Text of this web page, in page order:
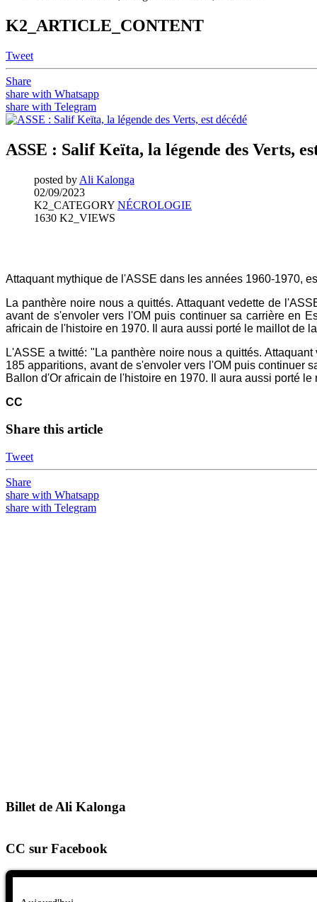
K2_ARTICLE_CONTENT
Tweet
Share
share with Whatsapp
share with Telegram
ASSE : Salif Keïta, la légende des Verts,
posted by Ali Kalonga
02/09/2023
K2_CATEGORY NÉCROLOGIE
1630 K2_VIEWS
Attaquant mythique de l'ASSE dans les années 1960-1970,
La panthère noire nous a quittés. Attaquant vedette de
avant de s'envoler vers l'OM puis continuer sa carrière en
africain de l'histoire en 1970. Il aura aussi porté le maillot de
L'ASSE a twitté: "La panthère noire nous a quittés.
185 apparitions, avant de s'envoler vers l'OM puis continuer
Ballon d'Or africain de l'histoire en 1970. Il aura aussi porté
CC
Share this article
Tweet
Share
share with Whatsapp
share with Telegram
Billet de Ali Kalonga
CC sur Facebook